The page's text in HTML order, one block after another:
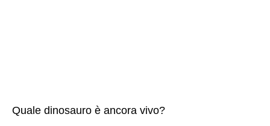
Quale dinosauro è ancora vivo?